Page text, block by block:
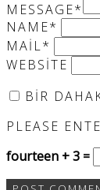
MESSAGE*
NAME*
MAIL*
WEBSITE
BIR
PLEASE
fourteen + 3 =